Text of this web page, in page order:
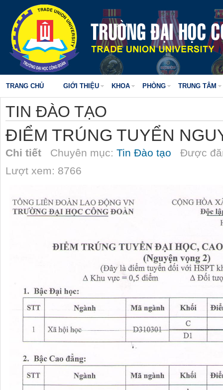
TRANG CHỦ GIỚI THIỆU KHOA PHÒNG TRUNG TÂM
TIN ĐÀO TẠO
ĐIỂM TRÚNG TUYỂN
Chi tiết Chuyên mục: Tin Đào tạo Được
Lượt xem: 8766